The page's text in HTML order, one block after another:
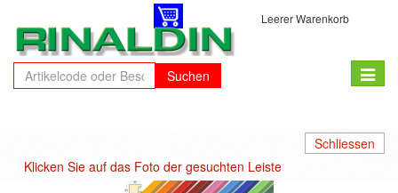
Suchen
Leerer Warenkorb
Toggle
Schliessen
Klicken Sie auf das Foto der gesuchten Leiste